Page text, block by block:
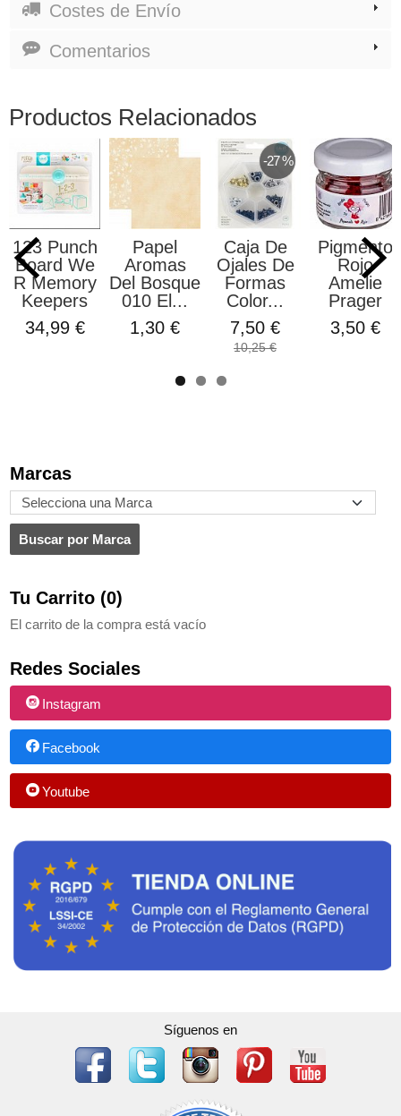
Marcas
Tu Carrito (0)
El carrito de la compra está vacío
Redes Sociales
Instagram
Facebook
Youtube
Costes de Envío
Comentarios
Productos Relacionados
Punch
We
Memory
Keepers
34,99 €
Papel
Aromas
Del Bosque
010 El...
1,30 €
-27 %
Caja De
Ojales De
Formas
Color...
7,50 €
10,25 €
Pigmento
Rojo
Amelie
Prager
3,50 €
Síguenos en